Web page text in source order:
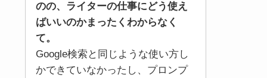
のの、ライターの仕事にどう使え
ばいいのかまったくわからなく
て。
Google検索と同じような使い方し
かできていなかったし、プロンプ